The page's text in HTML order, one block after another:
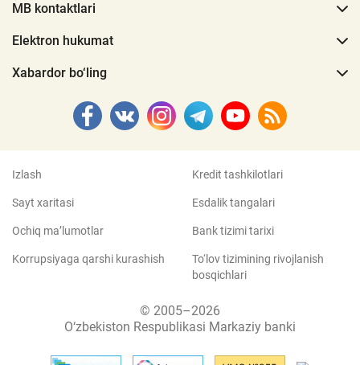
MB kontaktlari
Elektron hukumat
Xabardor bo‘ling
Izlash
Sayt xaritasi
Ochiq ma’lumotlar
Korrupsiyaga qarshi kurashish
Kredit tashkilotlari
Esdalik tangalari
Bank tizimi tarixi
To‘lov tizimining rivojlanish
bosqichlari
© 2005–2026
O‘zbekiston Respublikasi Markaziy banki